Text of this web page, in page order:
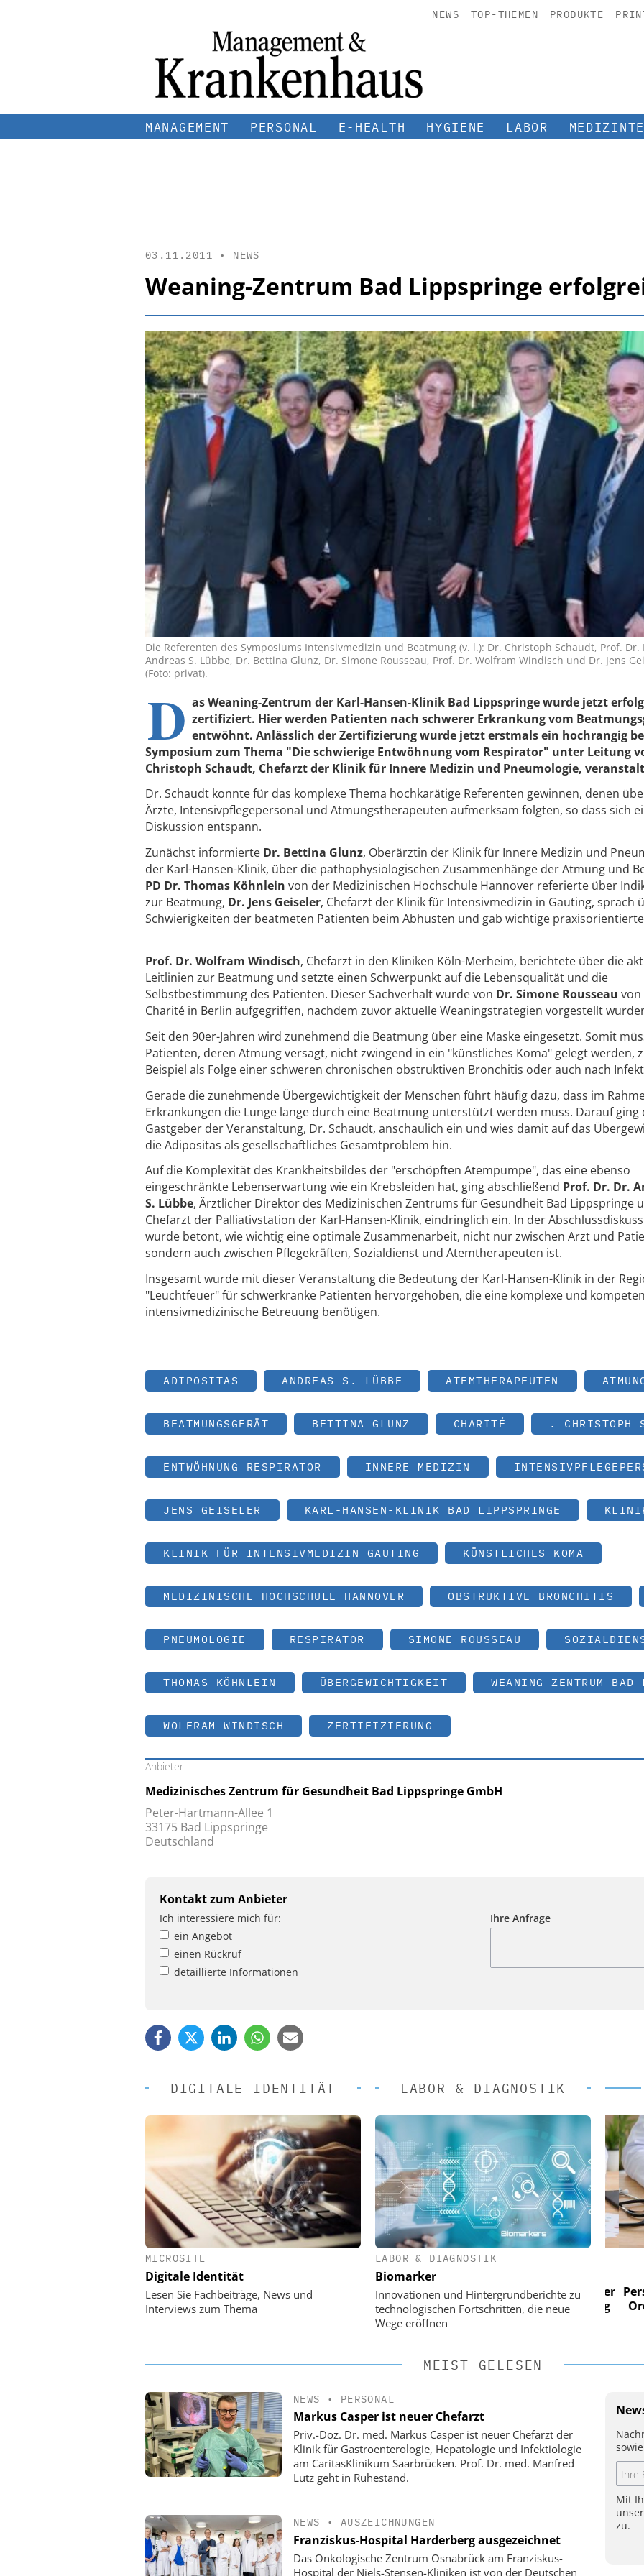
NEWS TOP-THEMEN PRODUKTE
MANAGEMENT PERSONAL E-HEALTH HYGIENE LABOR
03.11.2011 • NEWS
Weaning-Zentrum Bad Lippspringe
Die Referenten des Symposiums Intensivmedizin und Beatmung (v. l.): Dr. Christoph Schaudt, Prof. Dr.
Andreas S. Lübbe, Dr. Bettina Glunz, Dr. Simone Rousseau, Prof. Dr. Wolfram Windisch und Dr. Jens
(Foto: privat).
D as Weaning-Zentrum der Karl-Hansen-Klinik Bad Lippspringe wurde jetzt
zertifiziert. Hier werden Patienten nach schwerer Erkrankung vom
entwöhnt. Anlässlich der Zertifizierung wurde jetzt erstmals ein hochrangig
Symposium zum Thema "Die schwierige Entwöhnung vom Respirator" unter Leitung
Christoph Schaudt, Chefarzt der Klinik für Innere Medizin und Pneumologie,
Dr. Schaudt konnte für das komplexe Thema hochkarätige Referenten gewinnen, denen
Ärzte, Intensivpflegepersonal und Atmungstherapeuten aufmerksam folgten, so dass sich
Diskussion entspann.
Zunächst informierte Dr. Bettina Glunz, Oberärztin der Klinik für Innere Medizin und
der Karl-Hansen-Klinik, über die pathophysiologischen Zusammenhänge der Atmung und
PD Dr. Thomas Köhnlein von der Medizinischen Hochschule Hannover referierte über
zur Beatmung, Dr. Jens Geiseler, Chefarzt der Klinik für Intensivmedizin in Gauting, sprach
Schwierigkeiten der beatmeten Patienten beim Abhusten und gab wichtige
Prof. Dr. Wolfram Windisch, Chefarzt in den Kliniken Köln-Merheim, berichtete über die
Leitlinien zur Beatmung und setzte einen Schwerpunkt auf die Lebensqualität und die
Selbstbestimmung des Patienten. Dieser Sachverhalt wurde von Dr. Simone Rousseau
Charité in Berlin aufgegriffen, nachdem zuvor aktuelle Weaningstrategien vorgestellt
Seit den 90er-Jahren wird zunehmend die Beatmung über eine Maske eingesetzt. Somit
Patienten, deren Atmung versagt, nicht zwingend in ein "künstliches Koma" gelegt werden,
Beispiel als Folge einer schweren chronischen obstruktiven Bronchitis oder auch nach
Gerade die zunehmende Übergewichtigkeit der Menschen führt häufig dazu, dass im
Erkrankungen die Lunge lange durch eine Beatmung unterstützt werden muss. Darauf ging
Gastgeber der Veranstaltung, Dr. Schaudt, anschaulich ein und wies damit auf das
die Adipositas als gesellschaftliches Gesamtproblem hin.
Auf die Komplexität des Krankheitsbildes der "erschöpften Atempumpe", das eine ebenso
eingeschränkte Lebenserwartung wie ein Krebsleiden hat, ging abschließend Prof. Dr. Dr.
S. Lübbe, Ärztlicher Direktor des Medizinischen Zentrums für Gesundheit Bad Lippspringe
Chefarzt der Palliativstation der Karl-Hansen-Klinik, eindringlich ein. In der
wurde betont, wie wichtig eine optimale Zusammenarbeit, nicht nur zwischen Arzt und
sondern auch zwischen Pflegekräften, Sozialdienst und Atemtherapeuten ist.
Insgesamt wurde mit dieser Veranstaltung die Bedeutung der Karl-Hansen-Klinik in der
"Leuchtfeuer" für schwerkranke Patienten hervorgehoben, die eine komplexe und
intensivmedizinische Betreuung benötigen.
ADIPOSITAS ANDREAS S. LÜBBE ATEMTHERAPEUTEN
BEATMUNGSGERÄT BETTINA GLUNZ CHARITÉ . CHRISTOPH
ENTWÖHNUNG RESPIRATOR INNERE MEDIZIN
JENS GEISELER KARL-HANSEN-KLINIK BAD LIPPSPRINGE
KLINIK FÜR INTENSIVMEDIZIN GAUTING KÜNSTLICHES KOMA
MEDIZINISCHE HOCHSCHULE HANNOVER OBSTRUKTIVE BRONCHITIS
PNEUMOLOGIE RESPIRATOR SIMONE ROUSSEAU
THOMAS KÖHNLEIN ÜBERGEWICHTIGKEIT WEANING-ZENTRUM BAD
WOLFRAM WINDISCH ZERTIFIZIERUNG
Anbieter
Medizinisches Zentrum für Gesundheit Bad Lippspringe GmbH
Peter-Hartmann-Allee 1
33175 Bad Lippspringe
Deutschland
Kontakt zum Anbieter
Ich interessiere mich für:
ein Angebot
einen Rückruf
detaillierte Informationen
Ihre Anfrage
DIGITALE IDENTITÄT
MICROSITE
Digitale Identität
Lesen Sie Fachbeiträge, News und
Interviews zum Thema
LABOR & DIAGNOSTIK
LABOR & DIAGNOSTIK
Biomarker
Innovationen und Hintergrundberichte zu
technologischen Fortschritten, die neue
Wege eröffnen
Digitalisierung im
Personalmanagement: Von digitaler
Ordnung zur KI-fähigen Steuerung
EASY SOFTWARE AG
Personalmanagement: Von digitaler
Ordnung zur KI-fähigen Steuerung
MEIST GELESEN
NEWS • PERSONAL
Markus Casper ist neuer Chefarzt
Priv.-Doz. Dr. med. Markus Casper ist neuer Chefarzt der
Klinik für Gastroenterologie, Hepatologie und Infektiologie
am CaritasKlinikum Saarbrücken. Prof. Dr. med. Manfred
Lutz geht in Ruhestand.
NEWS • AUSZEICHNUNGEN
Franziskus-Hospital Harderberg ausgezeichnet
Das Onkologische Zentrum Osnabrück am Franziskus-
Hospital der Niels-Stensen-Kliniken ist von der Deutschen
Mit
zu.